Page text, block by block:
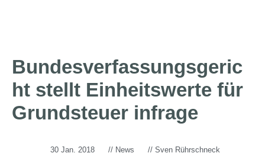
Bundesverfassungsgeric
ht stellt Einheitswerte für
Grundsteuer infrage
30 Jan. 2018 // News //Sven Rührschneck